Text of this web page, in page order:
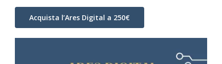
Acquista l’Ares Digital a 250€